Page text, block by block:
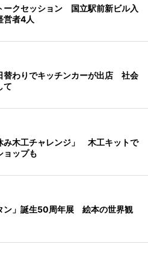
ークセッション 国立駅前新ビル入
営者4人
替わりでキッチンカーが出店 社会
て
み木工チャレンジ」 木工キットで
ョップも
ン」誕生50周年展 絵本の世界観